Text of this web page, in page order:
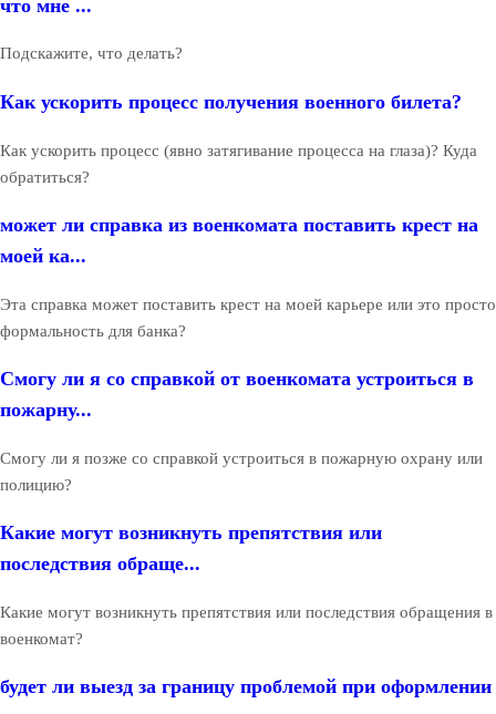
что мне ...
Подскажите, что делать?
Как ускорить процесс получения военного билета?
Как ускорить процесс (явно затягивание процесса на глаза)? Куда
обратиться?
может ли справка из военкомата поставить крест на
моей ка...
Эта справка может поставить крест на моей карьере или это просто
формальность для банка?
Смогу ли я со справкой от военкомата устроиться в
пожарну...
Смогу ли я позже со справкой устроиться в пожарную охрану или
полицию?
Какие могут возникнуть препятствия или
последствия обраще...
Какие могут возникнуть препятствия или последствия обращения в
военкомат?
будет ли выезд за границу проблемой при оформлении